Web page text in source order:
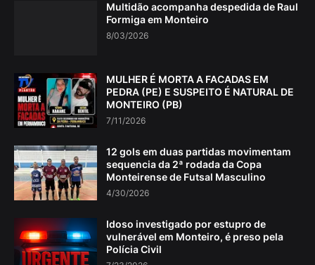
Multidão acompanha despedida de Raul
Formiga em Monteiro
8/03/2026
MULHER É MORTA A FACADAS EM
PEDRA (PE) E SUSPEITO É NATURAL DE
MONTEIRO (PB)
7/11/2026
12 gols em duas partidas movimentam
sequencia da 2ª rodada da Copa
Monteirense de Futsal Masculino
4/30/2026
Idoso investigado por estupro de
vulnerável em Monteiro, é preso pela
Polícia Civil